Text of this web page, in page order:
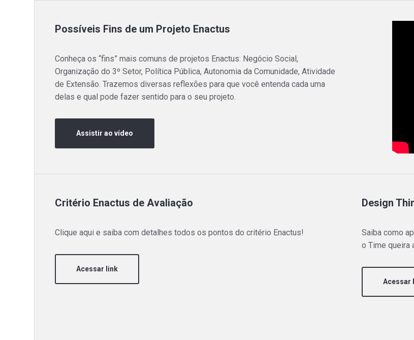
Possíveis Fins de um Projeto Enactus
Conheça os “fins” mais comuns de projetos Enactus: Negócio Social,
Organização do 3º Setor, Política Pública, Autonomia da Comunidade, Atividade
de Extensão. Trazemos diversas reflexões para que você entenda cada uma
delas e qual pode fazer sentido para o seu projeto.
Assistir ao vídeo
Critério Enactus de Avaliação
Clique aqui e saiba com detalhes todos os pontos do critério Enactus!
Acessar link
Design
Saiba como
o Time queira
Acessar